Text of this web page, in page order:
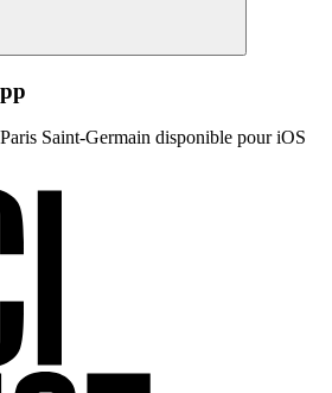
Saint-Germain disponible pour iOS